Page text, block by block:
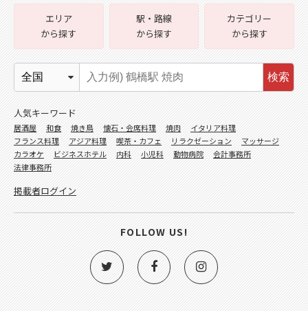
エリア
から探す
駅・路線
から探す
カテゴリー
から探す
検索
人気キーワード
居酒屋 和食 焼き鳥 懐石・会席料理 焼肉
イタリア料理
フランス料理
アジア料理 喫茶・カフェ リラクゼーション
マッサージ
カラオケ
ビジネスホテル 内科 小児科 動物病院
会計事務所
法律事務所
掲載者ログイン
FOLLOW US!